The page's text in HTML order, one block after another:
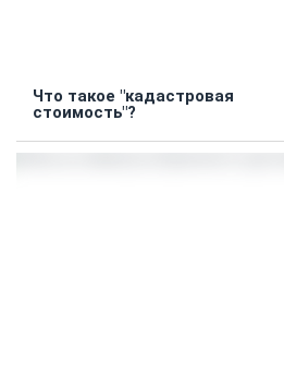
Что такое "кадастровая
стоимость"?